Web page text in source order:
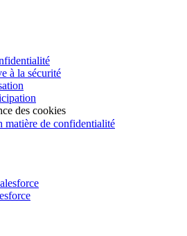
à la sécurité
des cookies
matière de confidentialité